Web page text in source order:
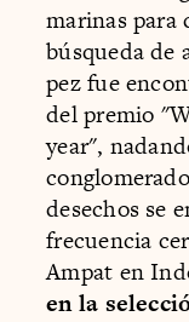
marinas para
búsqueda de
pez fue
del premio
year",
desechos se
frecuencia
Ampat en
en la